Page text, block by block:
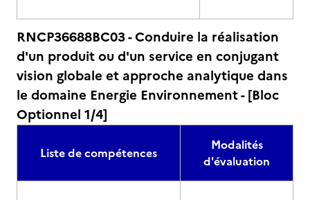
RNCP36688BC03 - Conduire la réalisation
d'un produit ou d'un service en conjugant
vision globale et approche analytique dans
le domaine Energie Environnement - [Bloc
Optionnel 1/4]
Liste de compétences
Modalités
d'évaluation